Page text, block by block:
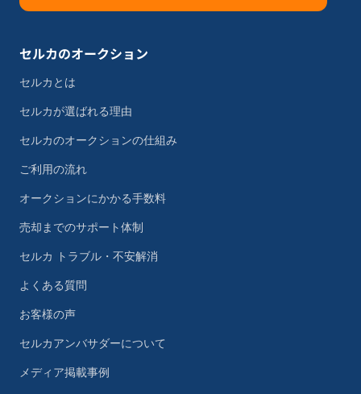
セルカのオークション
セルカとは
セルカが選ばれる理由
セルカのオークションの仕組み
ご利用の流れ
オークションにかかる手数料
売却までのサポート体制
セルカ トラブル・不安解消
よくある質問
お客様の声
セルカアンバサダーについて
メディア掲載事例